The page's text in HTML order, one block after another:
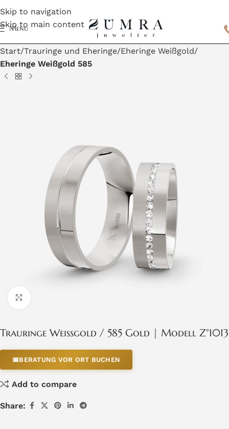
Skip to navigation
Skip to main content
Menu
Start Trauringe und Eheringe Eheringe Weißgold
Eheringe Weißgold 585
Trauringe Weissgold / 585 Gold | Modell Z°1013
📅BERATUNG VOR ORT BUCHEN
Add to compare
Share: